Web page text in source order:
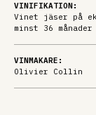
VINIFIKATION:
Vinet jäser på
minst 36
VINMAKARE:
Olivier Collin